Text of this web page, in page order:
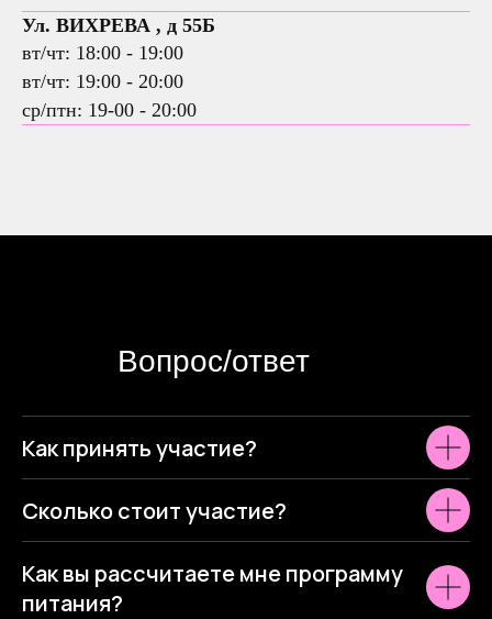
Ул. ВИХРЕВА , д 55Б
вт/чт: 18:00 - 19:00
вт/чт: 19:00 - 20:00
ср/птн: 19-00 - 20:00
Вопрос/ответ
Как принять участие?
Сколько стоит участие?
Как вы рассчитаете мне программу
питания?